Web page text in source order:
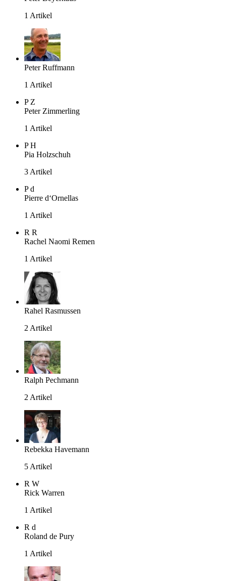
1 Artikel
Peter Ruffmann
1 Artikel
P Z
Peter Zimmerling
1 Artikel
P H
Pia Holzschuh
3 Artikel
P d
Pierre d‘Ornellas
1 Artikel
R R
Rachel Naomi Remen
1 Artikel
Rahel Rasmussen
2 Artikel
Ralph Pechmann
2 Artikel
Rebekka Havemann
5 Artikel
R W
Rick Warren
1 Artikel
R d
Roland de Pury
1 Artikel